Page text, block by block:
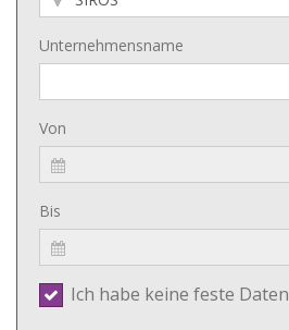
Unternehmensname
Von
Bis
Ich habe keine feste Daten